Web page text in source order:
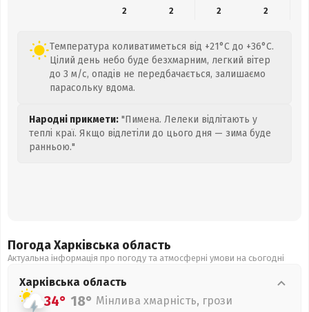
2
2 2 2
Температура коливатиметься від +21°C до +36°C.
Цілий день небо буде безхмарним, легкий вітер
до 3 м/с, опадів не передбачається, залишаємо
парасольку вдома.
Народні прикмети: "Пимена. Лелеки відлітають у
теплі краї. Якщо відлетіли до цього дня — зима буде
ранньою."
Погода Харківська область
Актуальна інформація про погоду та атмосферні умови на сьогодні
Харківська область
34° 18° Мінлива хмарність, грози